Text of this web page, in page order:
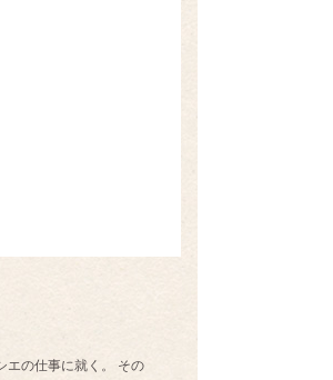
エの仕事に就く。 その